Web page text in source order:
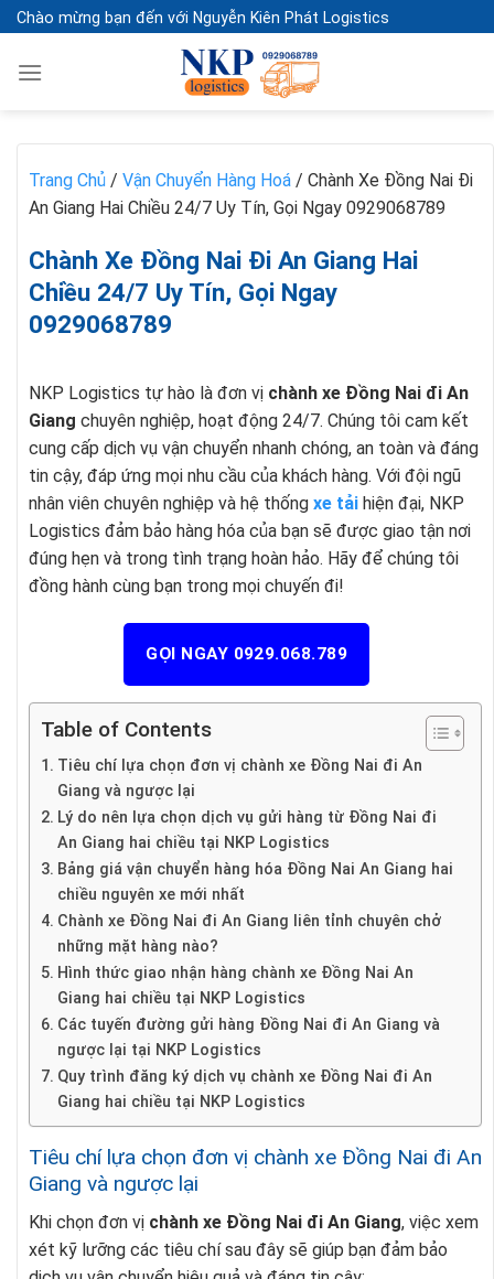
Skip
to
content
Chào mừng bạn đến với Nguyễn Kiên Phát Logistics
Trang Chủ / Vận Chuyển Hàng Hoá / Chành Xe Đồng Nai Đi
An Giang Hai Chiều 24/7 Uy Tín, Gọi Ngay 0929068789
Chành Xe Đồng Nai Đi An Giang Hai
Chiều 24/7 Uy Tín, Gọi Ngay
0929068789
NKP Logistics tự hào là đơn vị chành xe Đồng Nai đi An
Giang chuyên nghiệp, hoạt động 24/7. Chúng tôi cam kết
cung cấp dịch vụ vận chuyển nhanh chóng, an toàn và đáng
tin cậy, đáp ứng mọi nhu cầu của khách hàng. Với đội ngũ
nhân viên chuyên nghiệp và hệ thống xe tải hiện đại, NKP
Logistics đảm bảo hàng hóa của bạn sẽ được giao tận nơi
đúng hẹn và trong tình trạng hoàn hảo. Hãy để chúng tôi
đồng hành cùng bạn trong mọi chuyến đi!
GỌI NGAY 0929.068.789
Table of Contents
Tiêu chí lựa chọn đơn vị chành xe Đồng Nai đi An
Giang và ngược lại
Lý do nên lựa chọn dịch vụ gửi hàng từ Đồng Nai đi
An Giang hai chiều tại NKP Logistics
Bảng giá vận chuyển hàng hóa Đồng Nai An Giang hai
chiều nguyên xe mới nhất
Chành xe Đồng Nai đi An Giang liên tỉnh chuyên chở
những mặt hàng nào?
Hình thức giao nhận hàng chành xe Đồng Nai An
Giang hai chiều tại NKP Logistics
Các tuyến đường gửi hàng Đồng Nai đi An Giang và
ngược lại tại NKP Logistics
Quy trình đăng ký dịch vụ chành xe Đồng Nai đi An
Giang hai chiều tại NKP Logistics
Tiêu chí lựa chọn đơn vị chành xe Đồng Nai đi An
Giang và ngược lại
Khi chọn đơn vị chành xe Đồng Nai đi An Giang, việc xem
xét kỹ lưỡng các tiêu chí sau đây sẽ giúp bạn đảm bảo